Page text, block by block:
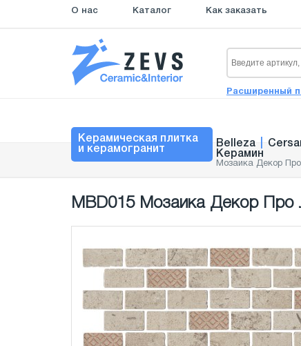
О нас Каталог Как заказать
Расширенный
Керамическая плитка
и керамогранит
Belleza
Керамин
Мозаика Декор
MBD015 Мозаика Декор Про